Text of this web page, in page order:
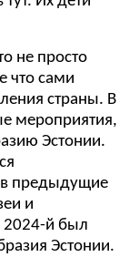
не просто
что сами
страны. В
мероприятия,
Эстонии.
в предыдущие
и
2024-й был
Эстонии.